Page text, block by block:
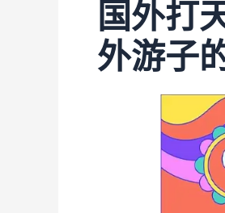
国外打
外游子